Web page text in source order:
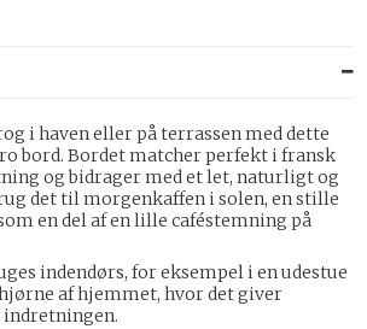
i haven eller på terrassen med dette
bord. Bordet matcher perfekt i fransk
og bidrager med et let, naturligt og
det til morgenkaffen i solen, en stille
en del af en lille caféstemning på
indendørs, for eksempel i en udestue
af hjemmet, hvor det giver